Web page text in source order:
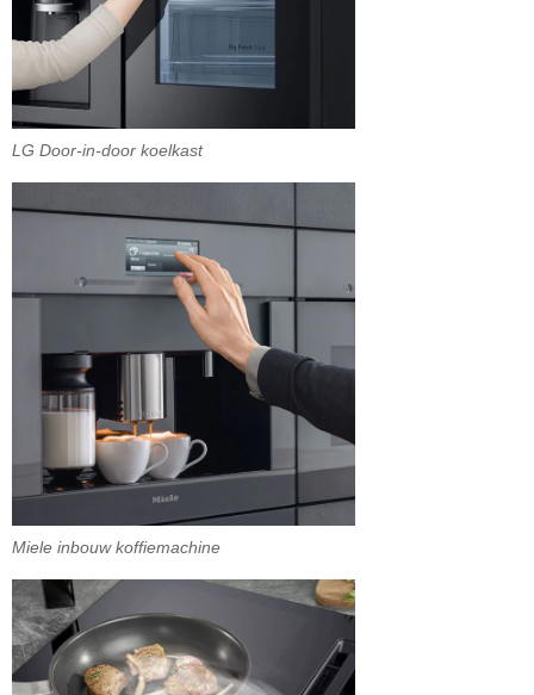
LG Door-in-door koelkast
Miele inbouw koffiemachine